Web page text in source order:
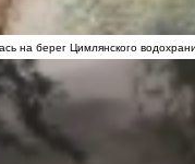
на берег Цимлянского